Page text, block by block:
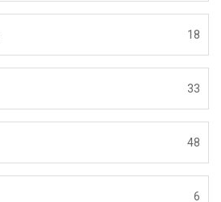
18
33
48
6